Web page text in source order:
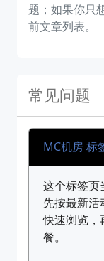
题；如果你只
前文章列表。
常见问题
MC机房 标
这个标签页
先按最新活
快速浏览，
餐。